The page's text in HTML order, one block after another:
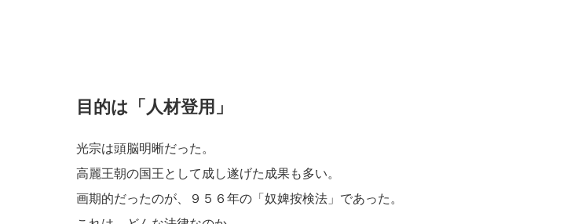
目的は「人材登用」
光宗は頭脳明晰だった。
高麗王朝の国王として成し遂げた成果も多い。
画期的だったのが、９５６年の「奴婢按検法」であった。